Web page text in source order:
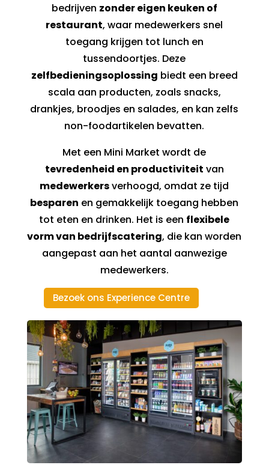
bedrijven zonder eigen keuken of
restaurant, waar medewerkers snel
toegang krijgen tot lunch en
tussendoortjes. Deze
zelfbedieningsoplossing biedt een breed
scala aan producten, zoals snacks,
drankjes, broodjes en salades, en kan zelfs
non-foodartikelen bevatten.
Met een Mini Market wordt de
tevredenheid en productiviteit van
medewerkersverhoogd, omdat ze tijd
besparen en gemakkelijk toegang hebben
tot eten en drinken. Het is een flexibele
vorm van bedrijfscatering, die kan worden
aangepast aan het aantal aanwezige
medewerkers.
Bezoek ons Experience Centre